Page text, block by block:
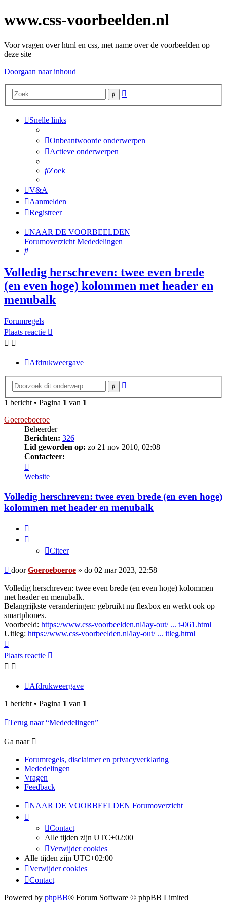
www.css-voorbeelden.nl
Voor vragen over html en css, met name over de voorbeelden op
deze site
Doorgaan naar inhoud
Zoek
Snelle links
Onbeantwoorde onderwerpen
Actieve onderwerpen
Zoek
V&A
Aanmelden
Registreer
NAAR DE VOORBEELDEN
Forumoverzicht Mededelingen
Zoek
Volledig herschreven: twee even brede
(en even hoge) kolommen met header en
menubalk
Forumregels
Plaats reactie
Afdrukweergave
Zoek
1 bericht • Pagina 1 van 1
Goeroeboeroe
Beheerder
Berichten: 326
Lid geworden op: zo 21 nov 2010, 02:08
Contacteer:
Goeroeboeroe
Website
Volledig herschreven: twee even brede (en even hoge)
kolommen met header en menubalk
Citeer
Bericht
doorGoeroeboeroe » do 02 mar 2023, 22:58
Volledig herschreven: twee even brede (en even hoge) kolommen
met header en menubalk.
Belangrijkste veranderingen: gebruikt nu flexbox en werkt ook op
smartphones.
Voorbeeld: https://www.css-voorbeelden.nl/lay-out/ ... t-061.html
Uitleg: https://www.css-voorbeelden.nl/lay-out/ ... itleg.html
Plaats reactie
Afdrukweergave
1 bericht • Pagina 1 van 1
Terug naar “Mededelingen”
Ga naar
Forumregels, disclaimer en privacyverklaring
Mededelingen
Vragen
Feedback
NAAR DE VOORBEELDEN Forumoverzicht
Contact
Alle tijden zijn UTC+02:00
Verwijder cookies
Alle tijden zijn UTC+02:00
Verwijder cookies
Contact
Powered by phpBB® Forum Software © phpBB Limited